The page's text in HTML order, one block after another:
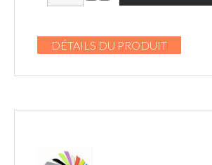
DÉTAILS DU PRODUIT